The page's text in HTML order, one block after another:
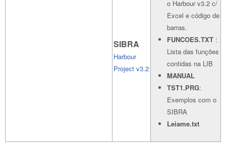
SIBRA
Harbour
Project v3.2
o Harbour v3.2 c/
Excel e código de
barras.
FUNCOES.TXT :
Lista das funções
contidas na LIB
MANUAL
TST1.PRG:
Exemplos com o
SIBRA
Leiame.txt